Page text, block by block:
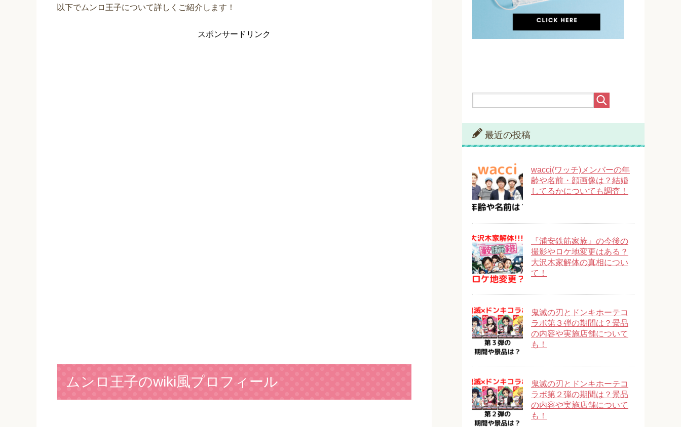
以下でムンロ王子について詳しくご紹介します！
スポンサードリンク
ムンロ王子のwiki風プロフィール
最近の投稿
wacci(ワッチ)メンバーの年
齢や名前・顔画像は？結婚
してるかについても調査！
『浦安鉄筋家族』の今後の
撮影やロケ地変更はある？
大沢木家解体の真相につい
て！
鬼滅の刃とドンキホーテコ
ラボ第３弾の期間は？景品
の内容や実施店舗について
も！
鬼滅の刃とドンキホーテコ
ラボ第２弾の期間は？景品
の内容や実施店舗について
も！